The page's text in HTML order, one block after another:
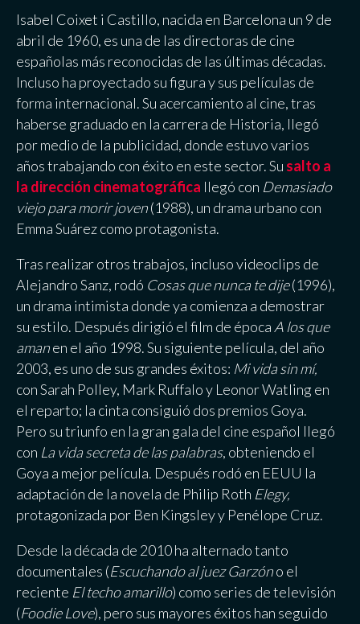
Isabel Coixet i Castillo, nacida en Barcelona un 9 de
abril de 1960, es una de las directoras de cine
españolas más reconocidas de las últimas décadas.
Incluso ha proyectado su figura y sus películas de
forma internacional. Su acercamiento al cine, tras
haberse graduado en la carrera de Historia, llegó
por medio de la publicidad, donde estuvo varios
años trabajando con éxito en este sector. Su salto a
la dirección cinematográfica llegó con Demasiado
viejo para morir joven(1988), un drama urbano con
Emma Suárez como protagonista.
Tras realizar otros trabajos, incluso videoclips de
Alejandro Sanz, rodó Cosas que nunca te dije(1996),
un drama intimista donde ya comienza a demostrar
su estilo. Después dirigió el film de época A los que
amanen el año 1998. Su siguiente película, del año
2003, es uno de sus grandes éxitos: Mi vida sin mí,
con Sarah Polley, Mark Ruffalo y Leonor Watling en
el reparto; la cinta consiguió dos premios Goya.
Pero su triunfo en la gran gala del cine español llegó
con La vida secreta de las palabras, obteniendo el
Goya a mejor película. Después rodó en EEUU la
adaptación de la novela de Philip Roth Elegy,
protagonizada por Ben Kingsley y Penélope Cruz.
Desde la década de 2010 ha alternado tanto
documentales (Escuchando al juez Garzóno el
reciente El techo amarillo) como series de televisión
(Foodie Love), pero sus mayores éxitos han seguido